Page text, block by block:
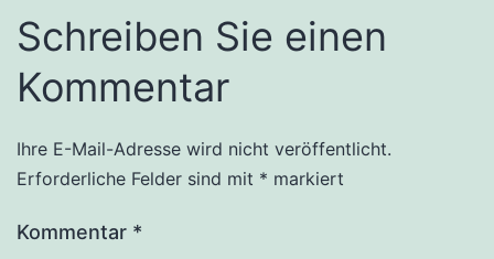
Schreiben Sie einen
Kommentar
Ihre E-Mail-Adresse wird nicht veröffentlicht.
Erforderliche Felder sind mit * markiert
Kommentar *